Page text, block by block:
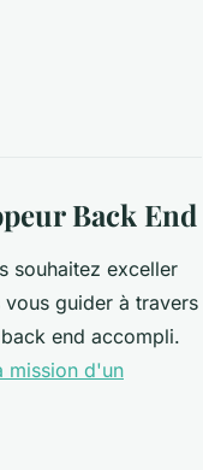
Back End
souhaitez exceller
guider à travers
end accompli.
mission d'un